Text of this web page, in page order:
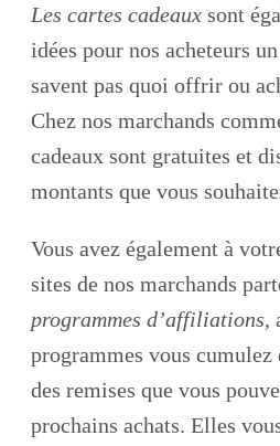
Les cartes cadeaux sont
idées pour nos acheteurs
savent pas quoi offrir ou
Chez nos marchands
cadeaux sont gratuites et
montants que vous
Vous avez également à
sites de nos marchands
programmes d’affiliations,
programmes vous cumulez
des remises que vous
prochains achats. Elles